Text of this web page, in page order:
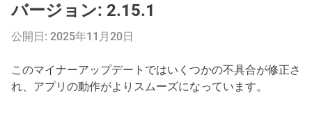
バージョン: 2.15.1
公開日: 2025年11月20日
このマイナーアップデートではいくつかの不具合が修正さ
れ、アプリの動作がよりスムーズになっています。